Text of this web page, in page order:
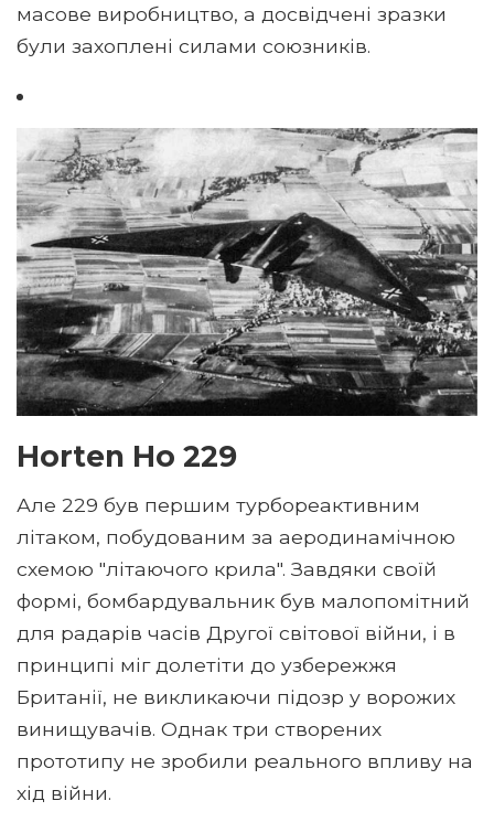
масове виробництво, а досвідчені зразки
були захоплені силами союзників.
Horten Ho 229
Але 229 був першим турбореактивним
літаком, побудованим за аеродинамічною
схемою "літаючого крила". Завдяки своїй
формі, бомбардувальник був малопомітний
для радарів часів Другої світової війни, і в
принципі міг долетіти до узбережжя
Британії, не викликаючи підозр у ворожих
винищувачів. Однак три створених
прототипу не зробили реального впливу на
хід війни.